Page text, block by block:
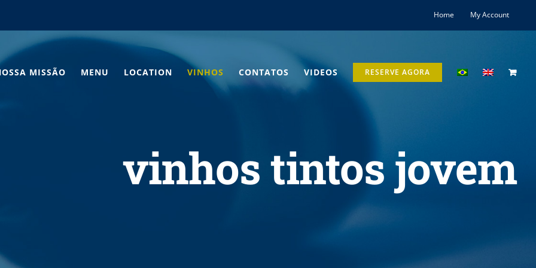
Home My Account
MISSÃO MENU LOCATION VINHOS CONTATOS VIDEOS RESERVE AGORA
vinhos tintos jovem